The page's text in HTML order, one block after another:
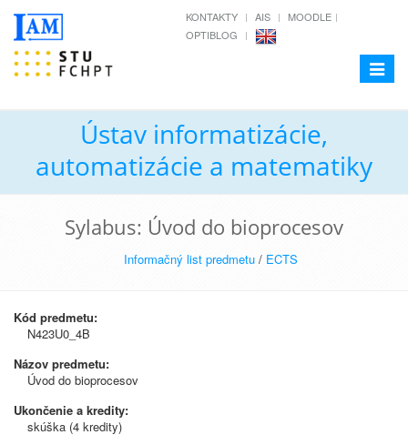
KONTAKTY AIS
MOODLE
OPTIBLOG
Toggle
Ústav informatizácie,
automatizácie a matematiky
Sylabus: Úvod do bioprocesov
Informačný list predmetu / ECTS
Kód predmetu:
N423U0_4B
Názov predmetu:
Úvod do bioprocesov
Ukončenie a kredity:
skúška (4 kredity)